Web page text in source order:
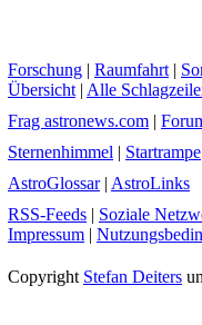
Forschung | Raumfahrt |
Übersicht | Alle
Frag astronews.com |
Sternenhimmel | Startrampe
AstroGlossar| AstroLinks
RSS-Feeds | Soziale
Impressum |
Copyright Stefan Deiters